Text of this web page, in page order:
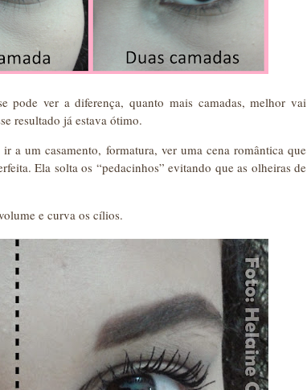
pode ver a diferença, quanto mais camadas, melhor vai
resultado já estava ótimo.
a um casamento, formatura, ver uma cena romântica que
Ela solta os “pedacinhos” evitando que as olheiras de
e curva os cílios.